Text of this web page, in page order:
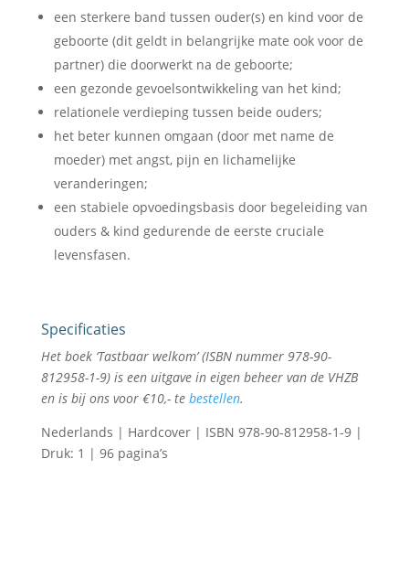
een sterkere band tussen ouder(s) en kind voor de
geboorte (dit geldt in belangrijke mate ook voor de
partner) die doorwerkt na de geboorte;
een gezonde gevoelsontwikkeling van het kind;
relationele verdieping tussen beide ouders;
het beter kunnen omgaan (door met name de
moeder) met angst, pijn en lichamelijke
veranderingen;
een stabiele opvoedingsbasis door begeleiding van
ouders & kind gedurende de eerste cruciale
levensfasen.
Specificaties
Het boek ‘Tastbaar welkom’ (ISBN nummer 978-90-
812958-1-9) is een uitgave in eigen beheer van de VHZB
en is bij ons voor €10,- te bestellen.
Nederlands | Hardcover | ISBN 978-90-812958-1-9 |
Druk: 1 | 96 pagina’s